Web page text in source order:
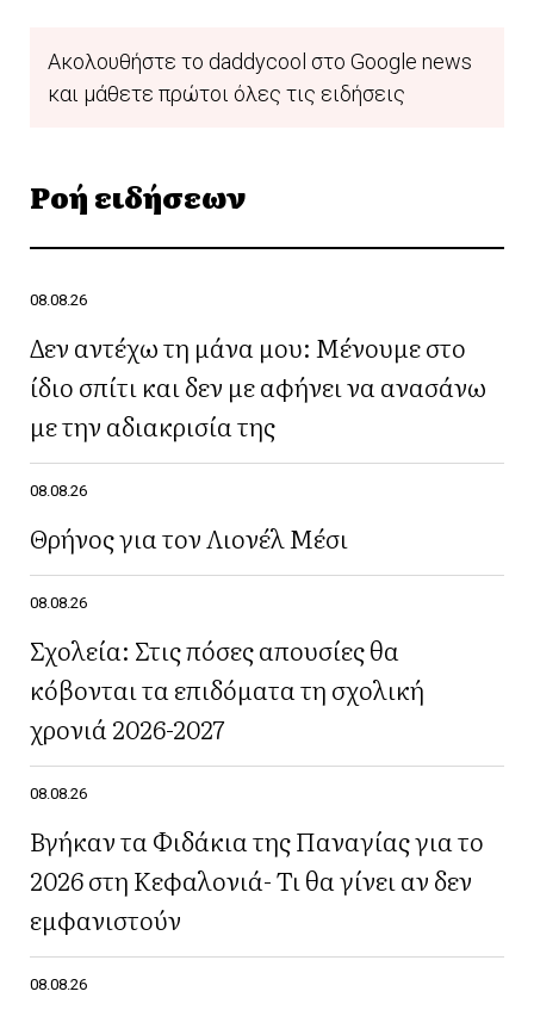
Ακολουθήστε το daddycool στο Google news
και μάθετε πρώτοι όλες τις ειδήσεις
Ροή ειδήσεων
08.08.26
Δεν αντέχω τη μάνα μου: Μένουμε στο
ίδιο σπίτι και δεν με αφήνει να ανασάνω
με την αδιακρισία της
08.08.26
Θρήνος για τον Λιονέλ Μέσι
08.08.26
Σχολεία: Στις πόσες απουσίες θα
κόβονται τα επιδόματα τη σχολική
χρονιά 2026-2027
08.08.26
Βγήκαν τα Φιδάκια της Παναγίας για το
2026 στη Κεφαλονιά- Τι θα γίνει αν δεν
εμφανιστούν
08.08.26